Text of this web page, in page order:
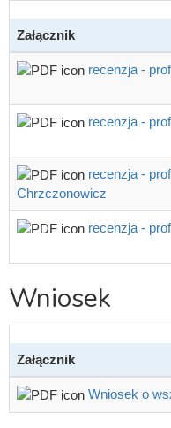
Załącznik
recenzja -
recenzja -
recenzja -
Chrzczonowicz
recenzja -
Wniosek
Załącznik
Wniosek o